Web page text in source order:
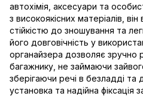
автохімія, аксесуари та
з високоякісних матеріалів, він
стійкістю до зношування та
його довговічність у
органайзера дозволяє зручно
багажнику, не займаючи
зберігаючи речі в безладді та
установка та надійна фіксація